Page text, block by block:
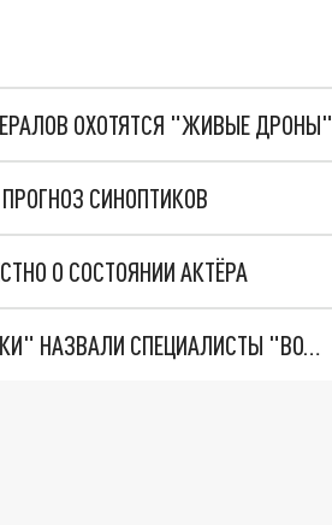
ОХОТЯТСЯ "ЖИВЫЕ ДРОНЫ"
СИНОПТИКОВ
О СОСТОЯНИИ АКТЁРА
ПРИЧИНУ ПОЯВЛЕНИЯ В САНКТ-ПЕТЕРБУРГЕ "МОЛОЧНОЙ РЕКИ" НАЗВАЛИ СПЕЦИАЛИСТЫ "ВОДОКАНАЛА"